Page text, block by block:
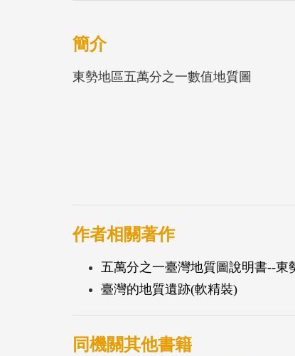
簡介
東勢地區五萬分之一數值地質圖
作者相關著作
五萬分之一臺灣地質圖說明書--東
臺灣的地質遺跡(軟精裝)
同機關其他書籍